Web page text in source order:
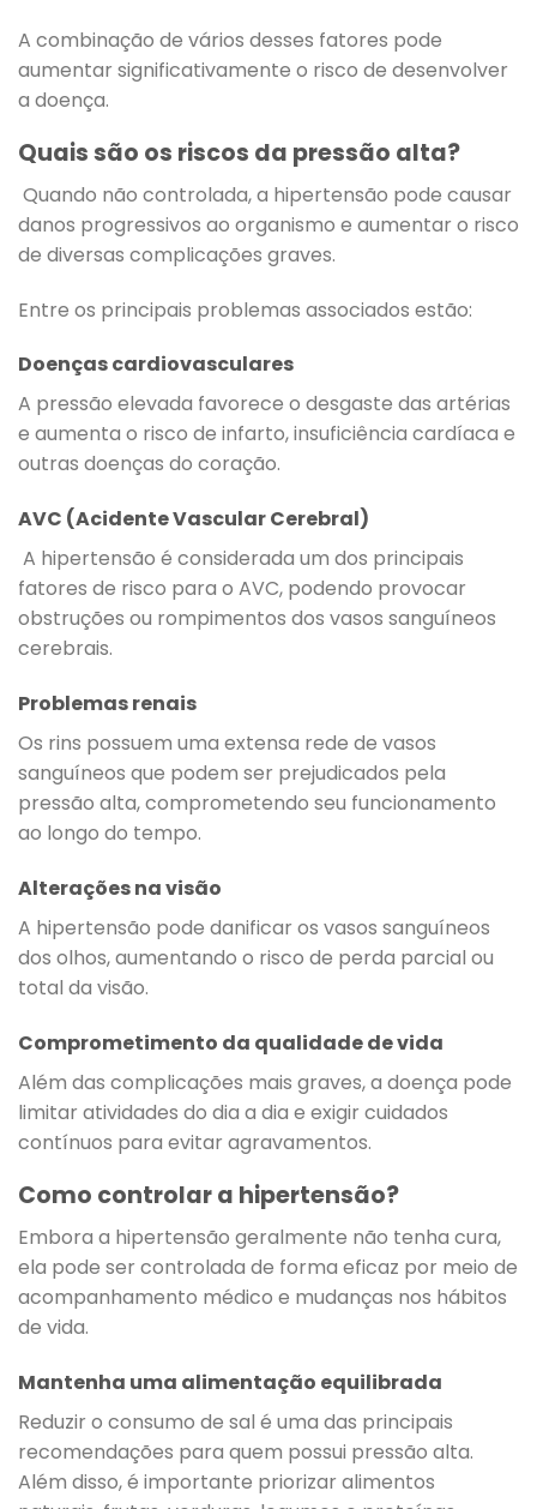
A combinação de vários desses fatores pode
aumentar significativamente o risco de desenvolver
a doença.
Quais são os riscos da pressão alta?
Quando não controlada, a hipertensão pode causar
danos progressivos ao organismo e aumentar o risco
de diversas complicações graves.
Entre os principais problemas associados estão:
Doenças cardiovasculares
A pressão elevada favorece o desgaste das artérias
e aumenta o risco de infarto, insuficiência cardíaca e
outras doenças do coração.
AVC (Acidente Vascular Cerebral)
A hipertensão é considerada um dos principais
fatores de risco para o AVC, podendo provocar
obstruções ou rompimentos dos vasos sanguíneos
cerebrais.
Problemas renais
Os rins possuem uma extensa rede de vasos
sanguíneos que podem ser prejudicados pela
pressão alta, comprometendo seu funcionamento
ao longo do tempo.
Alterações na visão
A hipertensão pode danificar os vasos sanguíneos
dos olhos, aumentando o risco de perda parcial ou
total da visão.
Comprometimento da qualidade de vida
Além das complicações mais graves, a doença pode
limitar atividades do dia a dia e exigir cuidados
contínuos para evitar agravamentos.
Como controlar a hipertensão?
Embora a hipertensão geralmente não tenha cura,
ela pode ser controlada de forma eficaz por meio de
acompanhamento médico e mudanças nos hábitos
de vida.
Mantenha uma alimentação equilibrada
Reduzir o consumo de sal é uma das principais
recomendações para quem possui pressão alta.
Além disso, é importante priorizar alimentos